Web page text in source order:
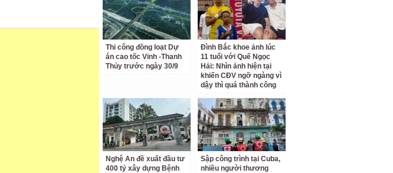
Thi công đồng loạt Dự
án cao tốc Vinh -Thanh
Thủy trước ngày 30/9
Đình Bắc khoe ảnh lúc
11 tuổi với Quế Ngọc
Hải: Nhìn ảnh hiện tại
khiến CĐV ngỡ ngàng vì
dậy thì quá thành công
Nghệ An đề xuất đầu tư
400 tỷ xây dựng Bệnh
Sập công trình tại Cuba,
nhiều người thương